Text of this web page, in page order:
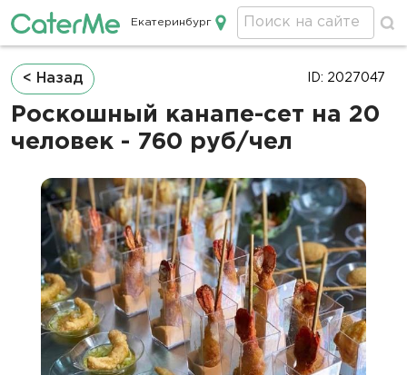
Кейтеринг в Екатеринбурге
Екатеринбург
Строка
навигации
< Назад
Роскошный канапе-сет на 20
человек - 760 руб/чел
ID: 2027047